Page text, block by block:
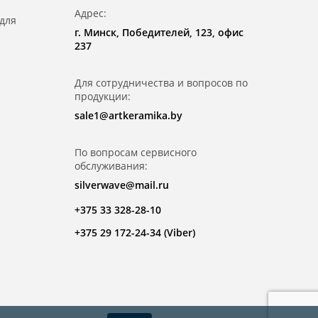
Адрес:
г. Минск, Победителей, 123, офис
237
Для сотрудничества и вопросов по
продукции:
sale1@artkeramika.by
По вопросам сервисного
обслуживания:
silverwave@mail.ru
+375 33 328-28-10
+375 29 172-24-34 (Viber)